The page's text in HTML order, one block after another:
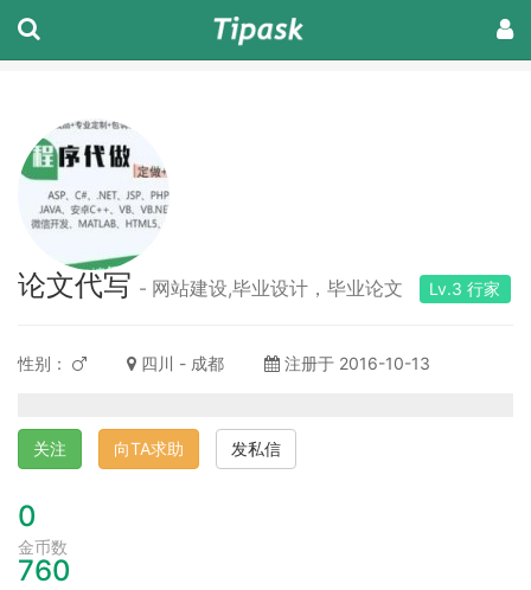
论文代写 - 网站建设,毕业设计，毕业论文 Lv.3 行家
性别： 四川 - 成都 注册于 2016-10-13
关注 向TA求助 发私信
0
金币数
760